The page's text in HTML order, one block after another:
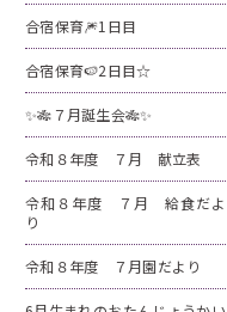
合宿保育🎆1日目
合宿保育🍉2日目☆
✨🎋７月誕生会🎋✨
令和８年度 ７月 献立表
令和８年度 ７月 給食だよ
り
令和８年度 ７月園だより